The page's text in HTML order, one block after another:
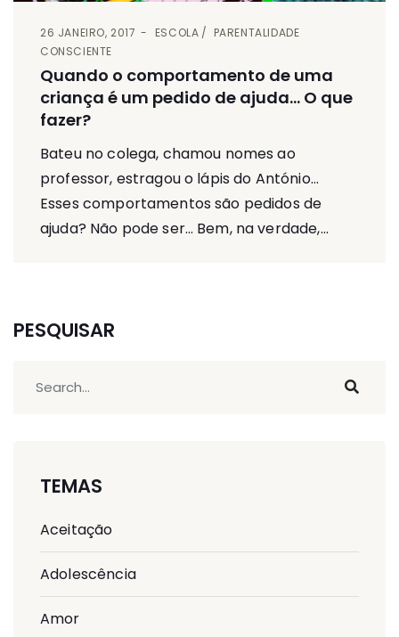
26 JANEIRO, 2017 ESCOLA
PARENTALIDADE
CONSCIENTE
Quando o comportamento de uma
criança é um pedido de ajuda… O que
fazer?
Bateu no colega, chamou nomes ao
professor, estragou o lápis do António…
Esses comportamentos são pedidos de
ajuda? Não pode ser… Bem, na verdade,...
PESQUISAR
TEMAS
Aceitação
Adolescência
Amor